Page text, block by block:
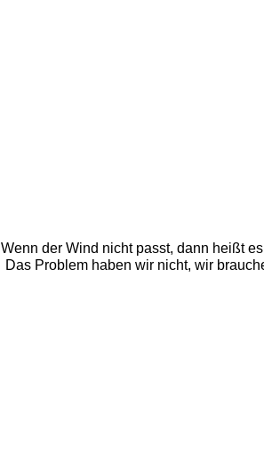
Wenn der Wind nicht passt, dann heißt
Das Problem haben wir nicht, wir